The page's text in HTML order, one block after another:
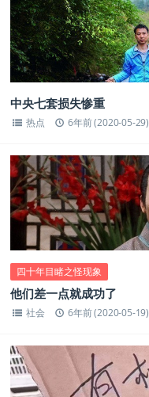
中央七套损失惨重
热点 6年前 (2020-05-29)
四十年目睹之怪现象
他们差一点就成功了
社会 6年前 (2020-05-19)